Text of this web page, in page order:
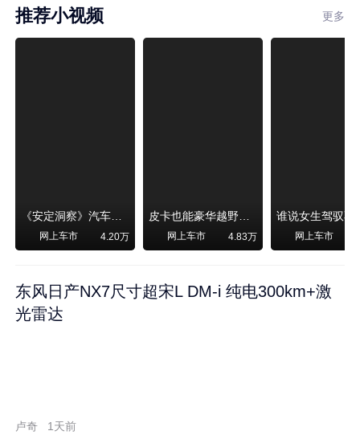
推荐小视频 更多
《安定洞察》汽车烧不烧油，和石油安全无关！
网上车市 4.20万
皮卡也能豪华越野！纵横F700上市，限时卖29.99万起
网上车市 4.83万 网上车市
东风日产NX7尺寸超宋L DM-i 纯电300km+激
光雷达
卢奇 1天前